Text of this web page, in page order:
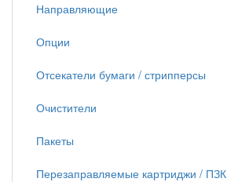
Направляющие
Опции
Отсекатели бумаги / стрипперсы
Очистители
Пакеты
Перезаправляемые картриджи / ПЗК